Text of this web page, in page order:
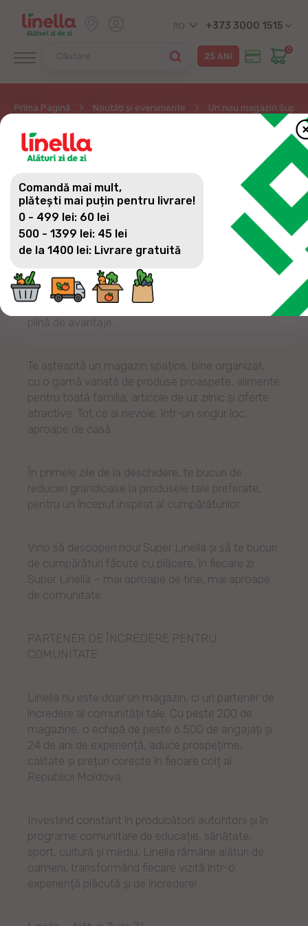
RO +373 3000 1515
0
Prima Pagină Noutăți și evenimente Un nou magazin
UN NOU MAGAZIN SUPER
LINELLA ȘI-A DESCHIS
UȘILE!
Super Linella a ajuns în satul Sireți, pe str. Ștefan
cel Mare, 117, din raionul Strășeni, aducând o
experiență de cumpărături modernă, comodă și
plină de avantaje.
Te așteaptă un magazin spațios, bine organizat,
cu o gamă variată de produse proaspete, alimente
pentru toată familia, articole de uz zilnic și oferte
atractive. Tot ce ai nevoie, într-un singur loc,
aproape de casă.
În primele zile de la deschidere, te bucuri de
reduceri grandioase la produsele tale preferate,
pentru un început inspirat al cumpărăturilor.
Vino să descoperi noul Super Linella și să te bucuri
de cumpărături făcute cu plăcere, în fiecare zi.
Super Linella – mai aproape de tine, mai aproape
de comunitate.
PARTENER DE ÎNCREDERE PENTRU
COMUNITATE
Linella nu este doar un magazin, ci un partener de
încredere al comunității tale. Cu peste 200 de
magazine, o echipă de peste 6.500 de angajați și
24 de ani de experiență, aduce prospețime,
calitate și prețuri corecte în fiecare colț al
Republicii Moldova.
Investind constant în producătorii autohtoni și în
programe comunitare de educație, sănătate,
sport, cultură și mediu, Linella rămâne alături de
oameni, transformând fiecare vizită într-o
experiență plăcută și de încredere!
Comandă mai mult,
plătești mai puțin pentru livrare!
0 - 499 lei: 60 lei
500 - 1399 lei: 45 lei
de la 1400 lei: Livrare gratuită